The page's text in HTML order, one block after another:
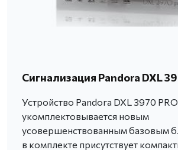
Сигнализация Pandora DXL
Устройство Pandora DXL 3970
укомплектовывается новым
усовершенствованным базовым
в комплекте присутствует